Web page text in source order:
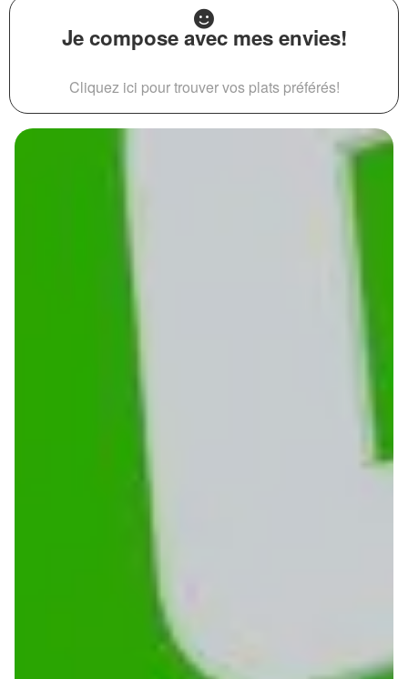
Je compose avec mes envies!
Cliquez ici pour trouver vos plats préférés!